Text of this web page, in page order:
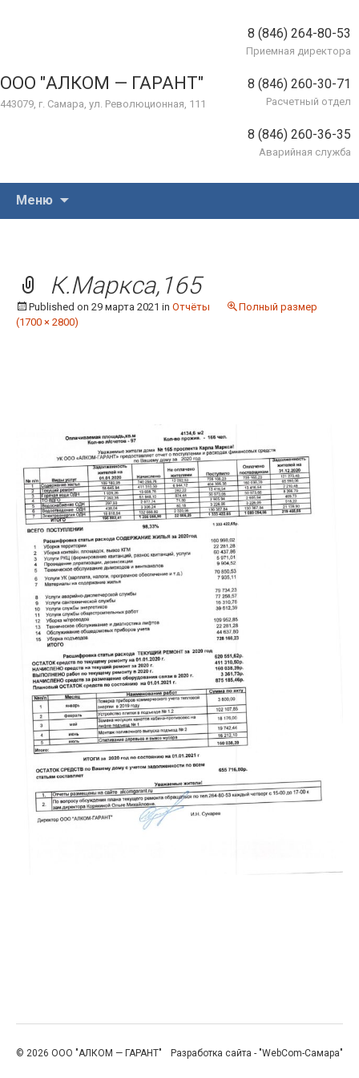
ООО "АЛКОМ — ГАРАНТ"
443079, г. Самара, ул. Революционная, 111
8 (846) 264-80-53
Приемная директора
8 (846) 260-30-71
Расчетный отдел
8 (846) 260-36-35
Аварийная служба
Меню
К.Маркса,165
Published on 29 марта 2021 in Отчёты
Полный размер
(1700 × 2800)
© 2026 ООО "АЛКОМ — ГАРАНТ" Разработка сайта - "WebCom-Самара"